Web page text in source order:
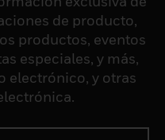
de producto,
productos, eventos
especiales, y más,
electrónico, y otras